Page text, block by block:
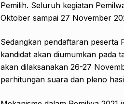
Pemilih. Seluruh kegiatan
Oktober sampai 27 November
Sedangkan pendaftaran peserta
kandidat akan diumumkan pada
akan dilaksanakan 26-27
perhitungan suara dan pleno